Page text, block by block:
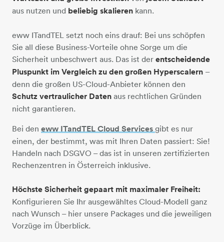
aus nutzen und beliebig skalieren kann.
eww ITandTEL setzt noch eins drauf: Bei uns schöpfen
Sie all diese Business-Vorteile ohne Sorge um die
Sicherheit unbeschwert aus. Das ist der entscheidende
Pluspunkt im Vergleich zu den großen Hyperscalern –
denn die großen US-Cloud-Anbieter können den
Schutz vertraulicher Daten aus rechtlichen Gründen
nicht garantieren.
Bei den eww ITandTEL Cloud Services ​​​​​​​gibt es nur
einen, der bestimmt, was mit Ihren Daten passiert: Sie!
Handeln nach DSGVO – das ist in unseren zertifizierten
Rechenzentren in Österreich inklusive.
Höchste Sicherheit gepaart mit maximaler Freiheit:
Konfigurieren Sie Ihr ausgewähltes Cloud-Modell ganz
nach Wunsch – hier unsere Packages und die jeweiligen
Vorzüge im Überblick.